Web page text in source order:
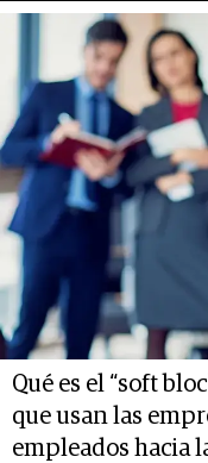
Qué es el “soft
que usan las
empleados hacia